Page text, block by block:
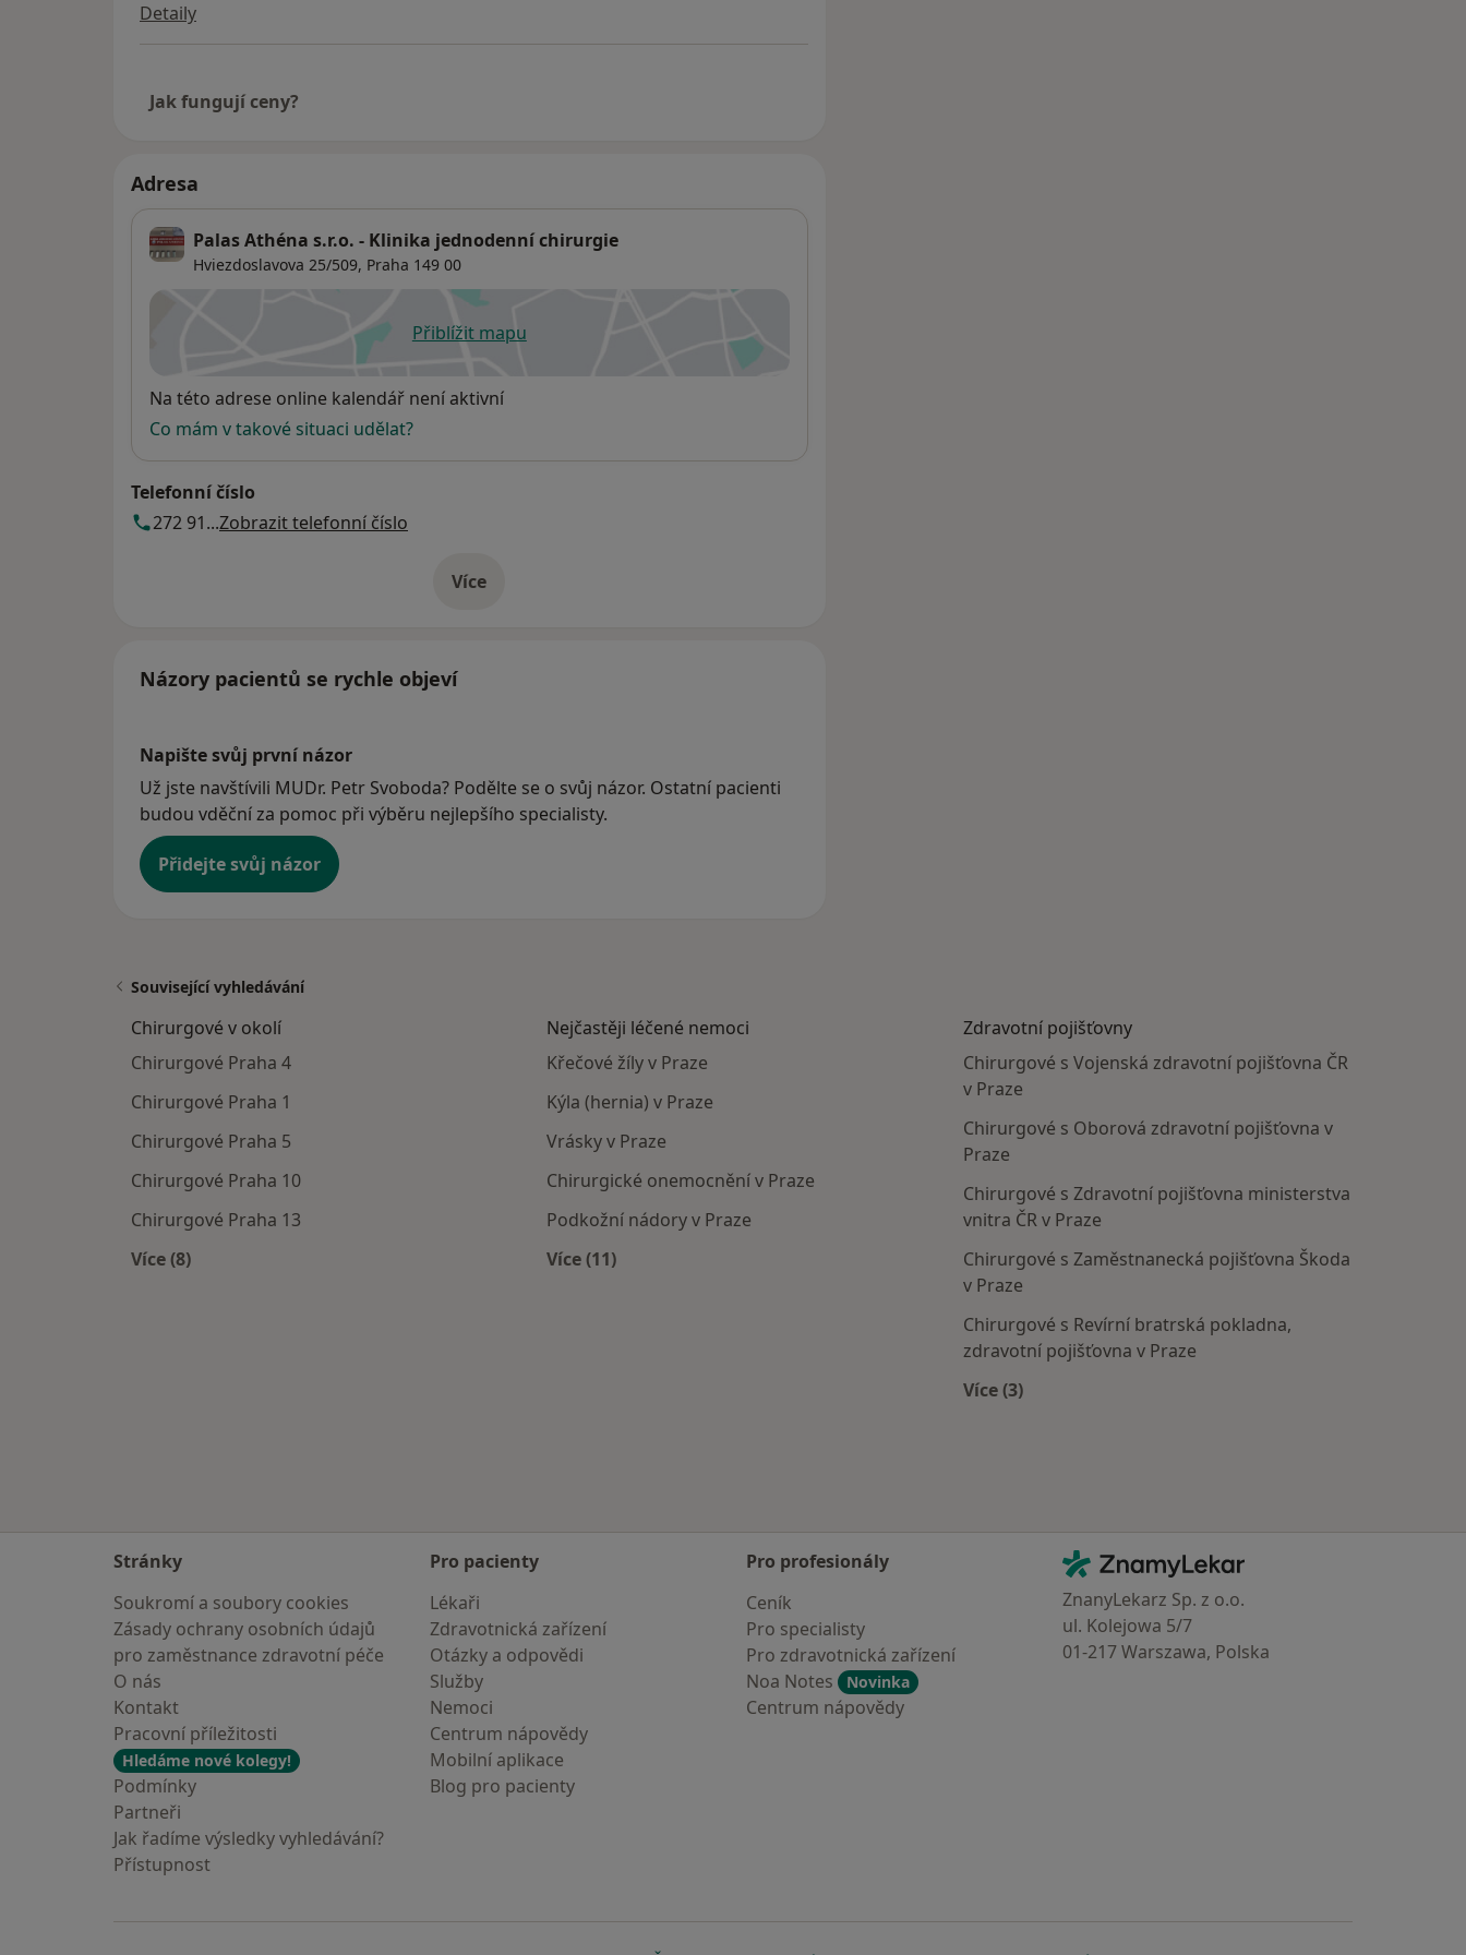
Detaily
Jak fungují ceny?
Adresa
Palas Athéna s.r.o. - Klinika jednodenní chirurgie
Hviezdoslavova 25/509, Praha 149 00
Přiblížit mapuse otevře v nové záložce
Dostupnost
Na této adrese online kalendář není aktivní
Co mám v takové situaci udělat?
Telefonní číslo
272 91...Zobrazit telefonní číslo
Víceo adrese
Názory pacientů se rychle objeví
Napište svůj první názor
Už jste navštívili MUDr. Petr Svoboda? Podělte se o svůj názor. Ostatní pacienti
budou vděční za pomoc při výběru nejlepšího specialisty.
Přidejte svůj názor
Související vyhledávání
Chirurgové v okolí
Chirurgové Praha 4
Chirurgové Praha 1
Chirurgové Praha 5
Chirurgové Praha 10
Chirurgové Praha 13
Více (8)
Nejčastěji léčené nemoci
Křečové žíly v Praze
Kýla (hernia) v Praze
Vrásky v Praze
Chirurgické onemocnění v Praze
Podkožní nádory v Praze
Více (11)
Zdravotní pojišťovny
Chirurgové s Vojenská zdravotní pojišťovna ČR
v Praze
Chirurgové s Oborová zdravotní pojišťovna v
Praze
Chirurgové s Zdravotní pojišťovna ministerstva
vnitra ČR v Praze
Chirurgové s Zaměstnanecká pojišťovna Škoda
v Praze
Chirurgové s Revírní bratrská pokladna,
zdravotní pojišťovna v Praze
Více (3)
Stránky
Soukromí a soubory cookies
Zásady ochrany osobních údajů
pro zaměstnance zdravotní péče
O nás
Kontakt
Pracovní příležitosti
Hledáme nové kolegy!
Podmínky
Partneři
Jak řadíme výsledky vyhledávání?
Přístupnost
Pro pacienty
Lékaři
Zdravotnická zařízení
Otázky a odpovědi
Služby
Nemoci
Centrum nápovědy
Mobilní aplikace
Blog pro pacienty
Pro profesionály
Ceník
Pro specialisty
Pro zdravotnická zařízení
Noa Notes
Novinka
Centrum nápovědy
Kontakt
ZnamyLekar - Hlavní stránka
ZnanyLekarz Sp. z o.o.
ul. Kolejowa 5/7
01-217 Warszawa, Polska